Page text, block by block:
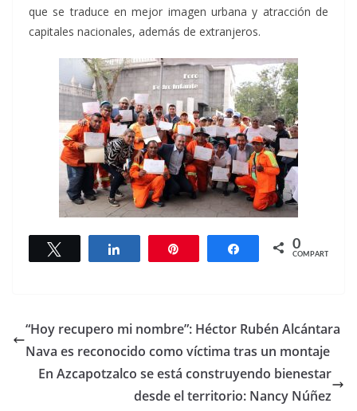
que se traduce en mejor imagen urbana y atracción de
capitales nacionales, además de extranjeros.
Twittear Compartir Compartir
0
COMPARTIR
“Hoy recupero mi nombre”: Héctor Rubén Alcántara
Nava es reconocido como víctima tras un montaje
En Azcapotzalco se está construyendo bienestar
desde el territorio: Nancy Núñez